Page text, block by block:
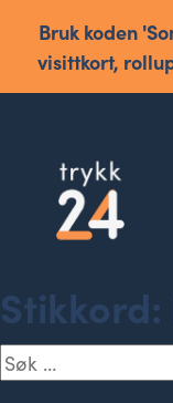
Bruk koden
visittkort,
Stikkord:
Søk
etter: